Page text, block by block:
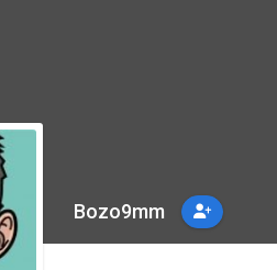
Bozo9mm